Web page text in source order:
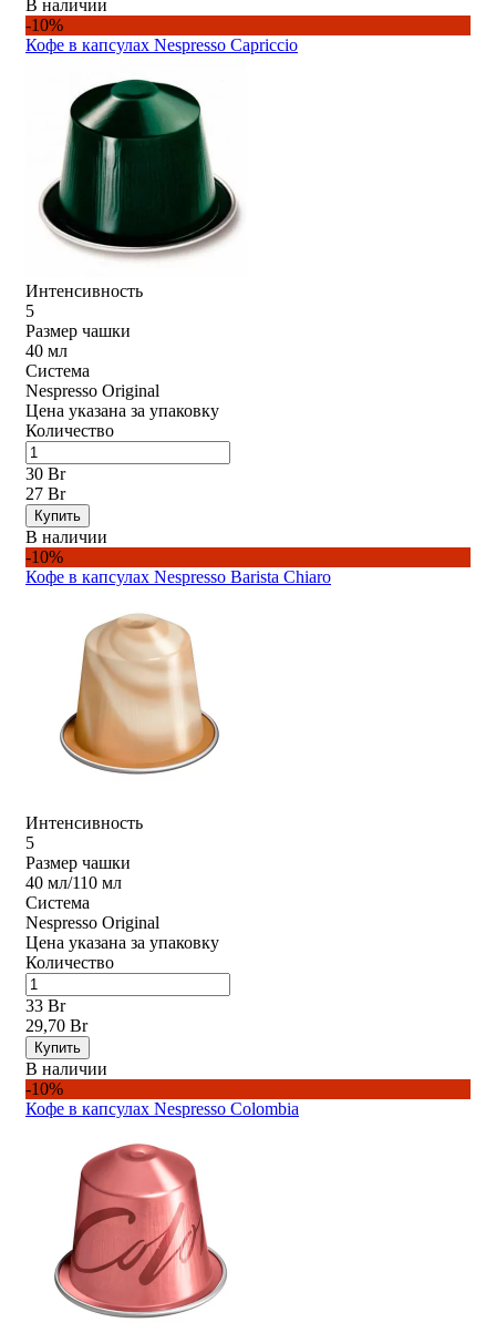
В наличии
-10%
Кофе в капсулах Nespresso Capriccio
Интенсивность
5
Размер чашки
40 мл
Система
Nespresso Original
Цена указана за упаковку
Количество
30 Br
27 Br
Купить
В наличии
-10%
Кофе в капсулах Nespresso Barista Chiaro
Интенсивность
5
Размер чашки
40 мл/110 мл
Система
Nespresso Original
Цена указана за упаковку
Количество
33 Br
29,70 Br
Купить
В наличии
-10%
Кофе в капсулах Nespresso Colombia